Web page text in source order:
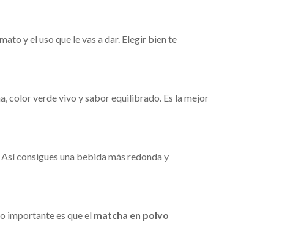
y el uso que le vas a dar. Elegir bien te
color verde vivo y sabor equilibrado. Es la mejor
consigues una bebida más redonda y
importante es que el matcha en polvo